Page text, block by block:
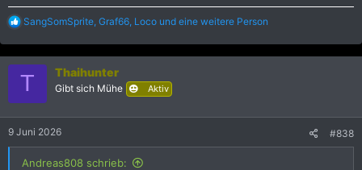
R
a
k
n
:
SangSomSprite Graf66 Loco und eine weitere Person
T Thaihunter
Gibt sich Mühe Aktiv
9 Juni 2026 #838
Andreas808 schrieb: